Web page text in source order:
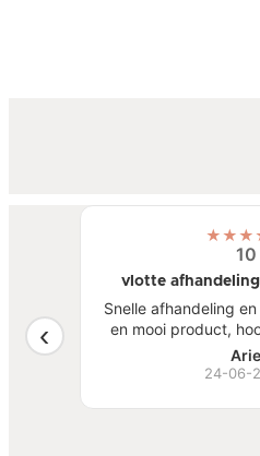
mooi
★★★
10
vlotte
Snelle afhandeling
en mooi product,
van teArie
24-06-